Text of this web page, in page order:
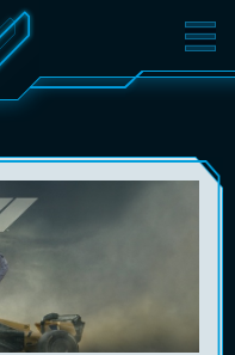
KLUBI